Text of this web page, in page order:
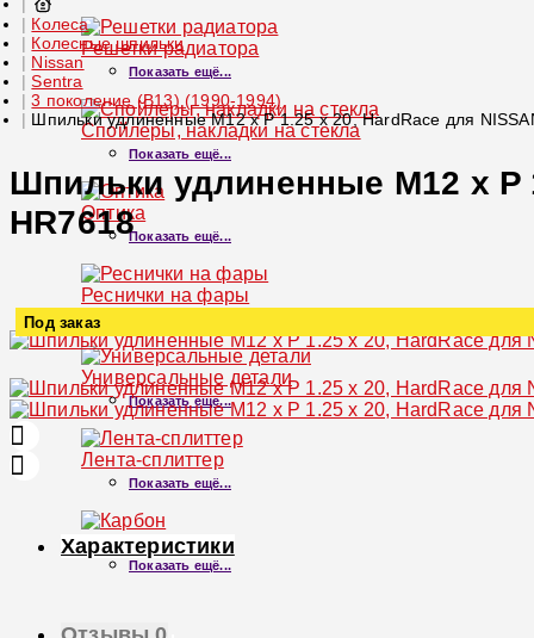
Решетки радиатора
Показать ещё...
Спойлеры, накладки на стекла
Показать ещё...
Оптика
Показать ещё...
Реснички на фары
Универсальные детали
Показать ещё...
Лента-сплиттер
Показать ещё...
Карбон
Показать ещё...
Колеса
Колесные шпильки
Nissan
Sentra
3 поколение (B13) (1990-1994)
Шпильки удлиненные M12 x P 1.25 x 20, HardRace для
Шпильки удлиненные M12 x P
HR7618
Под заказ
Увеличить
Характеристики